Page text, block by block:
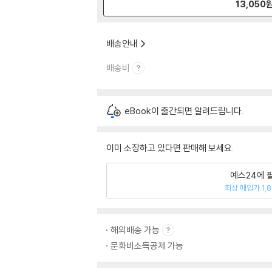
13,050
배송안내
배송비
eBook이 출간되면 알려드립니다.
이미 소장하고 있다면 판매해 보세요.
예스24에
최상 매입가
해외배송 가능
문화비소득공제 가능